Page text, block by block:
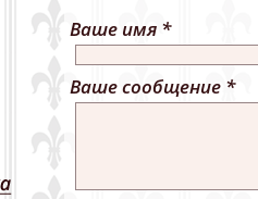
Ваше имя *
Ваше сообщение *